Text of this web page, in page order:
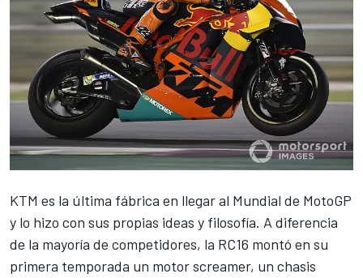
KTM es la última fábrica en llegar al Mundial de MotoGP
y lo hizo con sus propias ideas y filosofía. A diferencia
de la mayoría de competidores, la RC16 montó en su
primera temporada un motor screamer, un chasis